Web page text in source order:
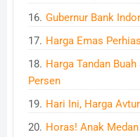
Gubernur Bank
Harga Emas
Harga Tandan
Persen
Hari Ini, Harga
Horas! Anak